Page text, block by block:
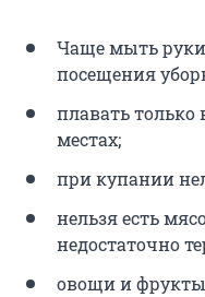
Чаще мыть
посещения
плавать только
местах;
при купании
нельзя есть
недостаточно
овощи и